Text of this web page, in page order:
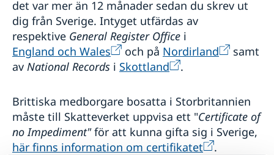
Resor från Sverige till Storbritannien
Terrorism
Naturförhållanden och katastrofer
Hälso- och sjukvård
Kriminalitet och personlig säkerhet
Resa i landet
Gibraltar
Storbritanniens utomeuropeiska territorier
Resor från Storbritannien till Sverige
det var mer än 12 månader sedan du skrev ut
dig från Sverige. Intyget utfärdas av
respektive General Register Office i
England och Wales
och på Nordirland
samt
av National Records i Skottland .
Brittiska medborgare bosatta i Storbritannien
måste till Skatteverket uppvisa ett "Certificate of
no Impediment"för att kunna gifta sig i Sverige,
här finns information om certifikatet
.